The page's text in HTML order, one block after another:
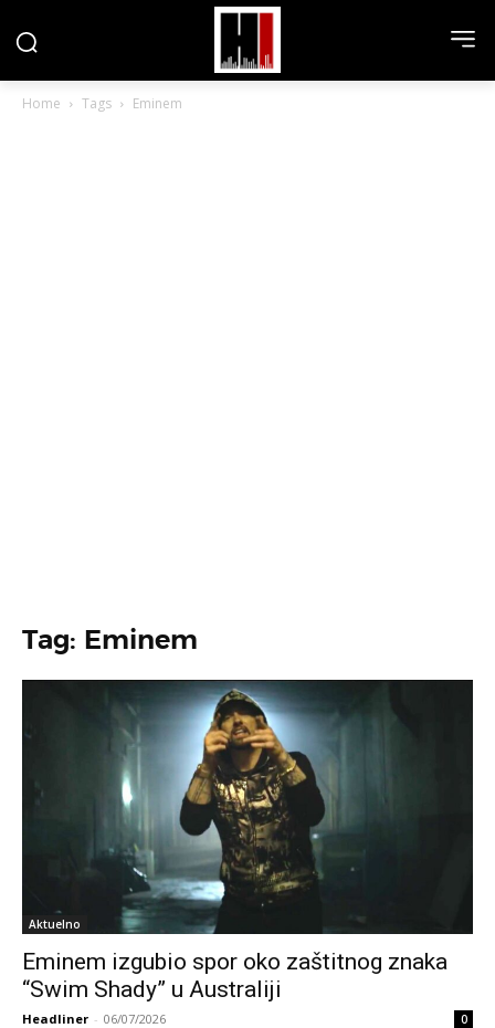
Home Tags Eminem
Tag: Eminem
Aktuelno
Eminem izgubio spor oko zaštitnog znaka
“Swim Shady” u Australiji
Headliner - 06/07/2026 0